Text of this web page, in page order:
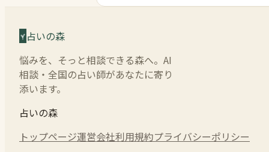
占いの森
悩みを、そっと相談できる森へ。AI
相談・全国の占い師があなたに寄り
添います。
占いの森
トップページ運営会社利用規約プライバシーポリシー